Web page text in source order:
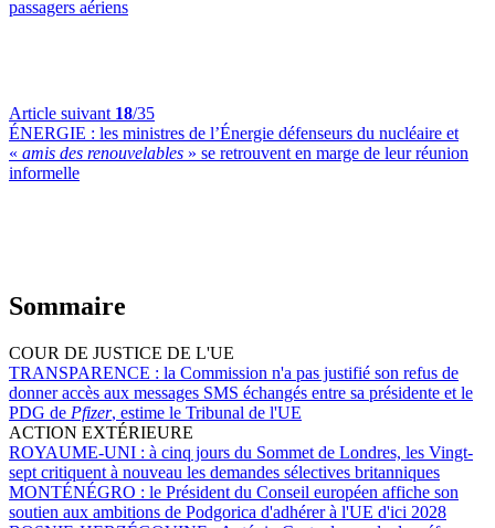
passagers aériens
Article suivant 18/35
ÉNERGIE : les ministres de l’Énergie défenseurs du nucléaire et
« amis des renouvelables » se retrouvent en marge de leur réunion
informelle
Sommaire
COUR DE JUSTICE DE L'UE
TRANSPARENCE : la Commission n'a pas justifié son refus de
donner accès aux messages SMS échangés entre sa présidente et le
PDG de Pfizer, estime le Tribunal de l'UE
ACTION EXTÉRIEURE
ROYAUME-UNI : à cinq jours du Sommet de Londres, les Vingt-
sept critiquent à nouveau les demandes sélectives britanniques
MONTÉNÉGRO : le Président du Conseil européen affiche son
soutien aux ambitions de Podgorica d'adhérer à l'UE d'ici 2028